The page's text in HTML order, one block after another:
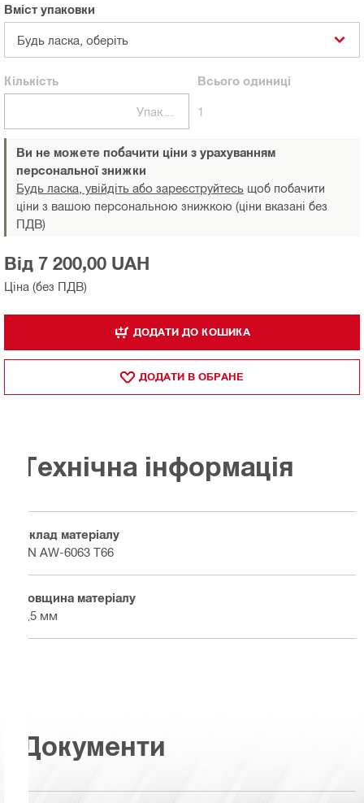
Вміст упаковки
Будь ласка, оберіть
Кількість
Упаковки
Всьогоодиниці
1
Ви не можете побачити ціни з урахуванням
персональної знижки
Будь ласка, увійдіть або зареєструйтесь щоб побачити
ціни з вашою персональною знижкою (ціни вказані без
ПДВ)
Ціна (без ПДВ)
Від 7 200,00 UAH
ДОДАТИ ДО КОШИКА
ДОДАТИ В ОБРАНЕ
Технічна інформація
Склад матеріалу
EN AW-6063 T66
Товщина матеріалу
2,5 мм
Документи